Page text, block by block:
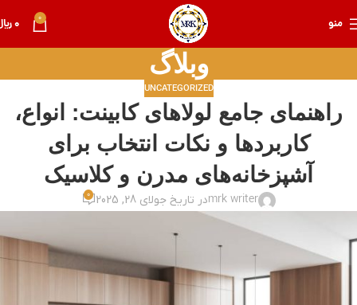
منو 0
0
وبلاگ
UNCATEGORIZED
راهنمای جامع لولاهای کابینت: انواع،
کاربردها و نکات انتخاب برای
آشپزخانه‌های مدرن و کلاسیک
mrk writerدر تاریخ جولای 28, 2025 0